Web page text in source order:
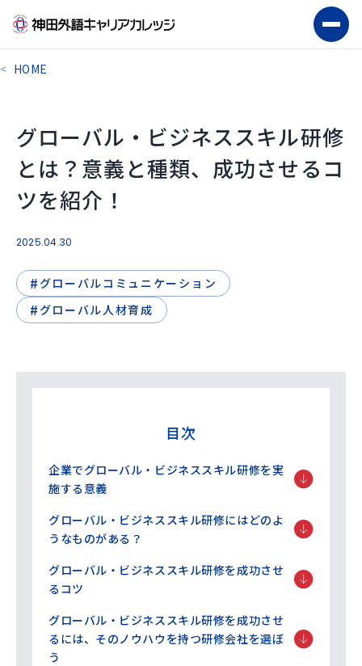
HOME
2025.04.30
グローバル・ビジネススキル研修
とは？意義と種類、成功させるコ
ツを紹介！
# グローバルコミュニケーション
# グローバル人材育成
目次
企業でグローバル・ビジネススキル研修を実
施する意義
グローバル・ビジネススキル研修にはどのよ
うなものがある？
グローバル・ビジネススキル研修を成功させ
るコツ
グローバル・ビジネススキル研修を成功させ
るには、そのノウハウを持つ研修会社を選ぼ
う